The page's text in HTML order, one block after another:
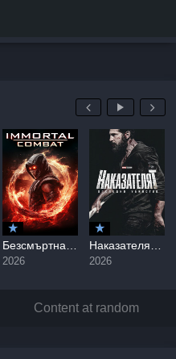
2026 2026
Content at random